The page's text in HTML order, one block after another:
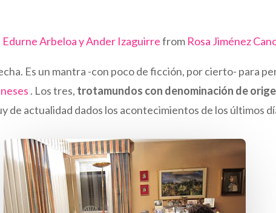
Edurne Arbeloa y Ander Izaguirrefrom Rosa Jiménez
Es un mantra -con poco de ficción, por cierto- para
. Los tres, trotamundos con denominación de
de actualidad dados los acontecimientos de los últimos